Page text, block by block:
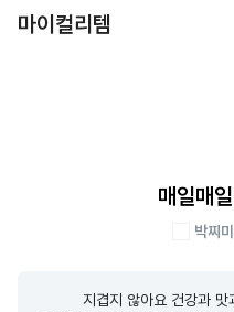
마이컬리템
매일매
박찌미
지겹지 않아요 건강과